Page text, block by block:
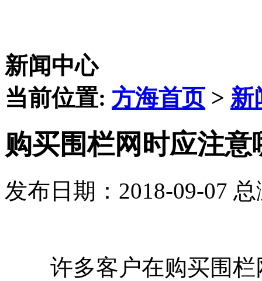
新闻中心
当前位置: 方海首页> 新
购买围栏网时应注意
发布日期：2018-09-07
许多客户在购买围栏